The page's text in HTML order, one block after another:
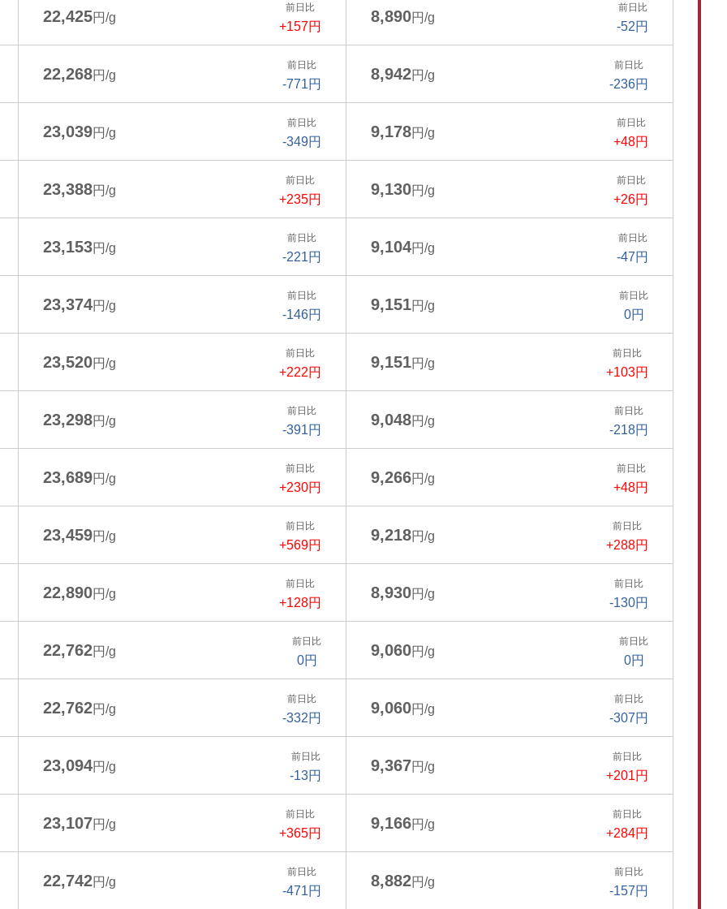
22,425円/g
前日比
+157円
8,890円/g
前日比
-52円
22,268円/g
前日比
-771円
8,942円/g
前日比
-236円
23,039円/g
前日比
-349円
9,178円/g
前日比
+48円
23,388円/g
前日比
+235円
9,130円/g
前日比
+26円
23,153円/g
前日比
-221円
9,104円/g
前日比
-47円
23,374円/g
前日比
-146円
9,151円/g
前日比
0円
23,520円/g
前日比
+222円
9,151円/g
前日比
+103円
23,298円/g
前日比
-391円
9,048円/g
前日比
-218円
23,689円/g
前日比
+230円
9,266円/g
前日比
+48円
23,459円/g
前日比
+569円
9,218円/g
前日比
+288円
22,890円/g
前日比
+128円
8,930円/g
前日比
-130円
22,762円/g
前日比
0円
9,060円/g
前日比
0円
22,762円/g
前日比
-332円
9,060円/g
前日比
-307円
23,094円/g
前日比
-13円
9,367円/g
前日比
+201円
23,107円/g
前日比
+365円
9,166円/g
前日比
+284円
22,742円/g
前日比
-471円
8,882円/g
前日比
-157円